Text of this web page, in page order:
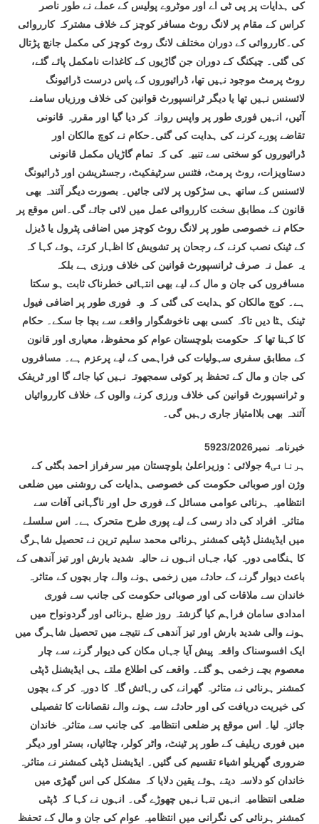
کی ہدایات پر پی ٹی اے اور موٹروے پولیس کے عملے نے طور ناصر
کراس کے مقام پر لانگ روٹ مسافر کوچز کے خلاف مشترکہ کارروائی
کی۔کارروائی کے دوران مختلف لانگ روٹ کوچز کی مکمل جانچ پڑتال
کی گئی۔ چیکنگ کے دوران جن گاڑیوں کے کاغذات نامکمل پائے گئے،
روٹ پرمٹ موجود نہیں تھا، ڈرائیوروں کے پاس درست ڈرائیونگ
لائسنس نہیں تھا یا دیگر ٹرانسپورٹ قوانین کی خلاف ورزیاں سامنے
آئیں، انہیں فوری طور پر واپس روانہ کر دیا گیا اور مقررہ قانونی
تقاضے پورے کرنے کی ہدایت کی گئی۔حکام نے کوچ مالکان اور
ڈرائیوروں کو سختی سے تنبیہ کی کہ تمام گاڑیاں مکمل قانونی
دستاویزات، روٹ پرمٹ، فٹنس سرٹیفکیٹ، رجسٹریشن اور ڈرائیونگ
لائسنس کے ساتھ ہی سڑکوں پر لائی جائیں۔ بصورت دیگر آئندہ بھی
قانون کے مطابق سخت کارروائی عمل میں لائی جائے گی۔اس موقع پر
حکام نے خصوصی طور پر لانگ روٹ کوچز میں اضافی پٹرول یا ڈیزل
کے ٹینک نصب کرنے کے رجحان پر تشویش کا اظہار کرتے ہوئے کہا کہ
یہ عمل نہ صرف ٹرانسپورٹ قوانین کی خلاف ورزی ہے بلکہ
مسافروں کی جان و مال کے لیے بھی انتہائی خطرناک ثابت ہو سکتا
ہے۔ کوچ مالکان کو ہدایت کی گئی کہ وہ فوری طور پر اضافی فیول
ٹینک ہٹا دیں تاکہ کسی بھی ناخوشگوار واقعے سے بچا جا سکے۔ حکام
کا کہنا تھا کہ حکومت بلوچستان عوام کو محفوظ، معیاری اور قانون
کے مطابق سفری سہولیات کی فراہمی کے لیے پرعزم ہے۔ مسافروں
کی جان و مال کے تحفظ پر کوئی سمجھوتہ نہیں کیا جائے گا اور ٹریفک
و ٹرانسپورٹ قوانین کی خلاف ورزی کرنے والوں کے خلاف کارروائیاں
آئندہ بھی بلاامتیاز جاری رہیں گی۔
خبرنامہ نمبر5923/2026
ہرنائی4 جولائی : وزیراعلیٰ بلوچستان میر سرفراز احمد بگٹی کے
وژن اور صوبائی حکومت کی خصوصی ہدایات کی روشنی میں ضلعی
انتظامیہ ہرنائی عوامی مسائل کے فوری حل اور ناگہانی آفات سے
متاثرہ افراد کی داد رسی کے لیے پوری طرح متحرک ہے۔ اس سلسلے
میں ایڈیشنل ڈپٹی کمشنر ہرنائی محمد سلیم ترین نے تحصیل شاہرگ
کا ہنگامی دورہ کیا، جہاں انہوں نے حالیہ شدید بارش اور تیز آندھی کے
باعث دیوار گرنے کے حادثے میں زخمی ہونے والے چار بچوں کے متاثرہ
خاندان سے ملاقات کی اور صوبائی حکومت کی جانب سے فوری
امدادی سامان فراہم کیا گزشتہ روز ضلع ہرنائی اور گردونواح میں
ہونے والی شدید بارش اور تیز آندھی کے نتیجے میں تحصیل شاہرگ میں
ایک افسوسناک واقعہ پیش آیا جہاں مکان کی دیوار گرنے سے چار
معصوم بچے زخمی ہو گئے۔ واقعے کی اطلاع ملتے ہی ایڈیشنل ڈپٹی
کمشنر ہرنائی نے متاثرہ گھرانے کی رہائش گاہ کا دورہ کر کے بچوں
کی خیریت دریافت کی اور حادثے سے ہونے والے نقصانات کا تفصیلی
جائزہ لیا۔ اس موقع پر ضلعی انتظامیہ کی جانب سے متاثرہ خاندان
میں فوری ریلیف کے طور پر ٹینٹ، واٹر کولر، چٹائیاں، بستر اور دیگر
ضروری گھریلو اشیاء تقسیم کی گئیں۔ ایڈیشنل ڈپٹی کمشنر نے متاثرہ
خاندان کو دلاسہ دیتے ہوئے یقین دلایا کہ مشکل کی اس گھڑی میں
ضلعی انتظامیہ انہیں تنہا نہیں چھوڑے گی۔ انہوں نے کہا کہ ڈپٹی
کمشنر ہرنائی کی نگرانی میں انتظامیہ عوام کی جان و مال کے تحفظ